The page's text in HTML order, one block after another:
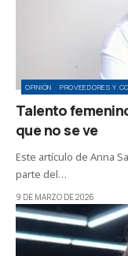
OPINIÓN PROVEEDORES Y
Talento
que no se ve
Este artículo de Anna
parte del…
9 DE MARZO DE 2026